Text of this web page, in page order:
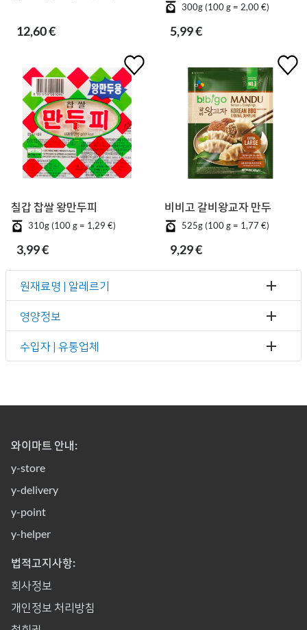
12,60 €
300g (100 g = 2,00 €)
5,99 €
칠갑 찹쌀 왕만두피
310g (100 g = 1,29 €)
3,99 €
비비고 갈비왕교자 만두
525g (100 g = 1,77 €)
9,29 €
원재료명 | 알레르기
영양정보
수입자 | 유통업체
와이마트 안내:
y-store
y-delivery
y-point
y-helper
법적고지사항:
회사정보
개인정보 처리방침